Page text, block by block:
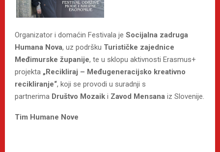
Organizator i domaćin Festivala je Socijalna zadruga
Humana Nova, uz podršku Turističke zajednice
Međimurske županije, te u sklopu aktivnosti Erasmus+
projekta „Recikliraj – Međugeneracijsko kreativno
recikliranje“, koji se provodi u suradnji s
partnerima Društvo Mozaik i Zavod Mensana iz Slovenije.
Tim Humane Nove